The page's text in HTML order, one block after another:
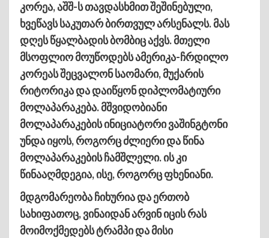
კორეა, აშშ-ს თავდასხმით შეშინებული,
ხვეწავს საკუთარ ბირთვულ არსენალს. მას
დღეს წყალბადის ბომბიც აქვს. მთელი
მსოფლიო მოუწოდებს ამერიკა-ჩრდილო
კორეას შეცვალონ საომარი, მუქარის
რიტორიკა და დაიწყონ დიპლომატიური
მოლაპარაკება. მშვიდობიანი
მოლაპარაკების ინიციატორი ვაშინგტონი
უნდა იყოს, როგორც ძლიერი და წინა
მოლაპარაკების ჩამშლელი. ის კი
წინააღმდეგია, ისე, როგორც ფხენიანი.
მდგომარეობა ჩიხურია და ერთობ
სახიფათოც, ვინაიდან არვინ იცის რას
მოიმოქმედებს ტრამპი და მისი